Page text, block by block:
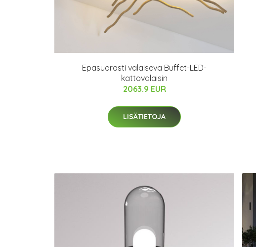
Epäsuorasti valaiseva Buffet-LED-
kattovalaisin
2063.9 EUR
LISÄTIETOJA